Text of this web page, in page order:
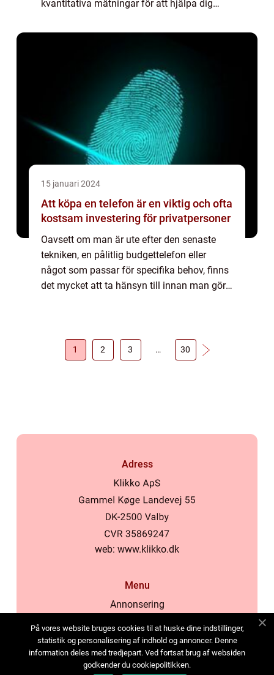
kvantitativa mätningar för att hjälpa dig
Varför behöver du köpa en ...
15 januari 2024
Att köpa en telefon är en viktig och ofta
kostsam investering för privatpersoner
Oavsett om man är ute efter den senaste
tekniken, en pålitlig budgettelefon eller
något som passar för specifika behov, finns
det mycket att ta hänsyn till innan man gör
1 2 3 … 30
Adress
web: www.klikko.dk
Menu
Annonsering
Cookies
Kontakta oss
Sitemap
På vores website bruges cookies til at huske dine indstillinger,
statistik og personalisering af indhold og annoncer. Denne
information deles med tredjepart. Ved fortsat brug af websiden
godkender du cookiepolitikken.